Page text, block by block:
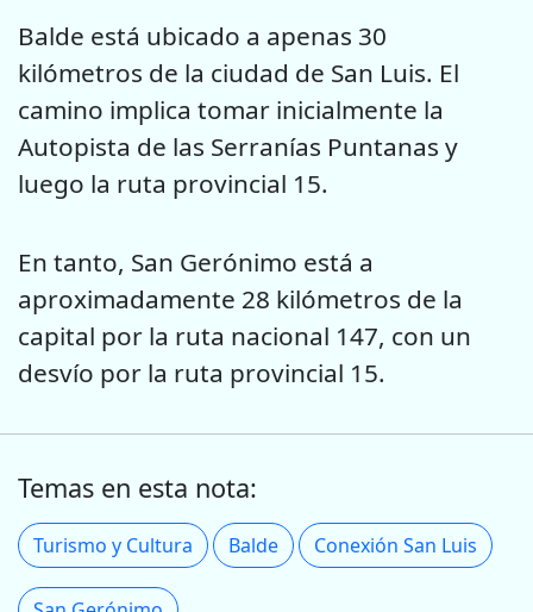
Balde está ubicado a apenas 30
kilómetros de la ciudad de San Luis. El
camino implica tomar inicialmente la
Autopista de las Serranías Puntanas y
luego la ruta provincial 15.
En tanto, San Gerónimo está a
aproximadamente 28 kilómetros de la
capital por la ruta nacional 147, con un
desvío por la ruta provincial 15.
Temas en esta nota:
Turismo y Cultura Balde Conexión San Luis